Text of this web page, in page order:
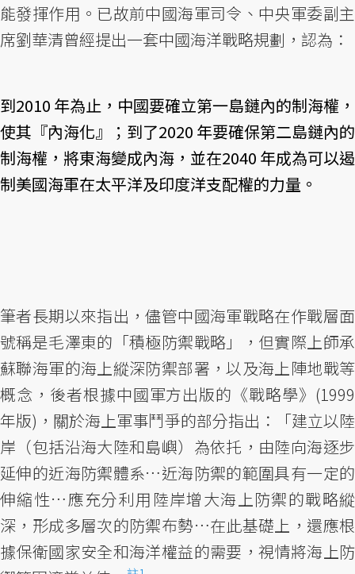
能發揮作用。已故前中國海軍司令、中央軍委副主
席劉華清曾經提出一套中國海洋戰略規劃，認為：
到2010 年為止，中國要確立第一島鏈內的制海權，
使其『內海化』；到了2020 年要確保第二島鏈內的
制海權，將東海變成內海，並在2040 年成為可以遏
制美國海軍在太平洋及印度洋支配權的力量。
筆者長期以來指出，儘管中國海軍戰略在作戰層面
號稱是毛澤東的「積極防禦戰略」，但實際上師承
蘇聯海軍的海上縱深防禦部署，以及海上陣地戰等
概念，後者根據中國軍方出版的《戰略學》(1999
年版)，關於海上軍事鬥爭的部分指出：「建立以陸
岸（包括沿海大陸和島嶼）為依托，由陸向海逐步
延伸的近海防禦體系…近海防禦的範圍具有一定的
伸縮性…應充分利用陸岸增大海上防禦的戰略縱
深，形成多層次的防禦布勢…在此基礎上，還應根
據保衛國家安全和海洋權益的需要，視情將海上防